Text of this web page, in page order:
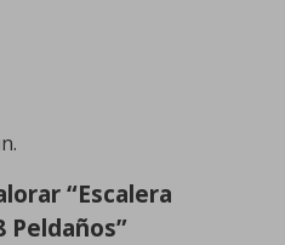
“Escalera
Peldaños”